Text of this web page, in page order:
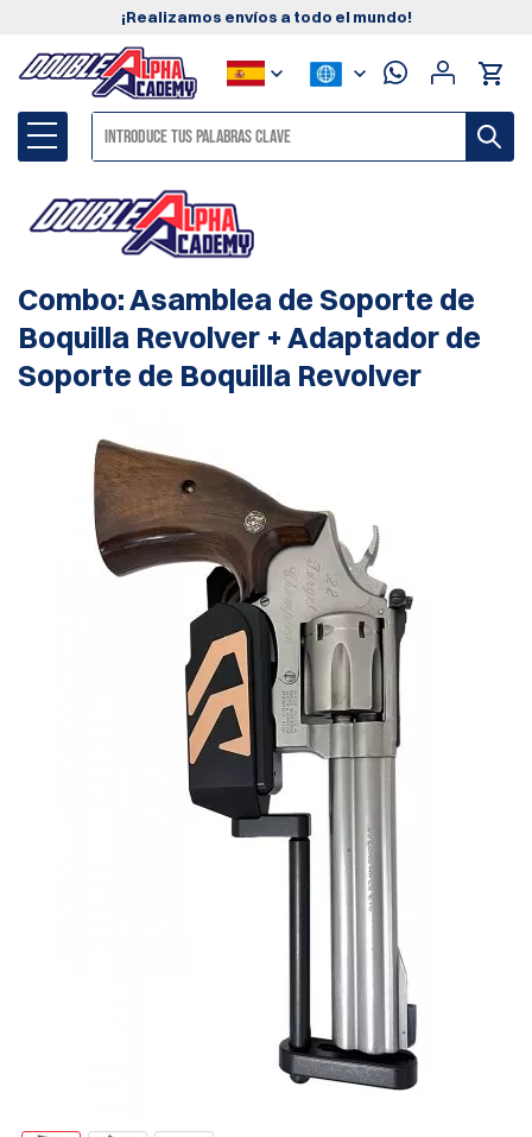
¡Realizamos envíos a todo el mundo!
Combo: Asamblea de Soporte de
Boquilla Revolver + Adaptador de
Soporte de Boquilla Revolver